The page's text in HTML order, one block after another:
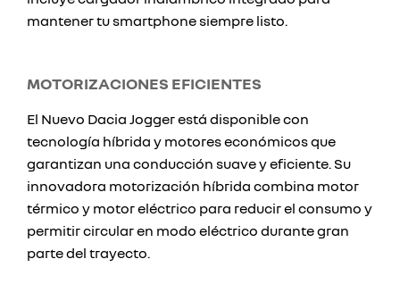
mantener tu smartphone siempre listo.
MOTORIZACIONES EFICIENTES
El Nuevo Dacia Jogger está disponible con
tecnología híbrida y motores económicos que
garantizan una conducción suave y eficiente. Su
innovadora motorización híbrida combina motor
térmico y motor eléctrico para reducir el consumo y
permitir circular en modo eléctrico durante gran
parte del trayecto.